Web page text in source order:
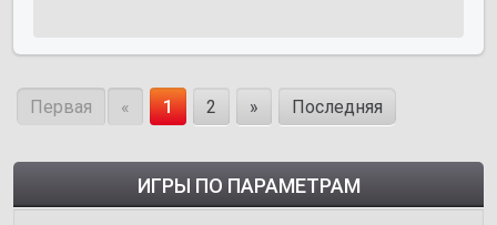
Первая « 1 2 » Последняя
ИГРЫ ПО ПАРАМЕТРАМ